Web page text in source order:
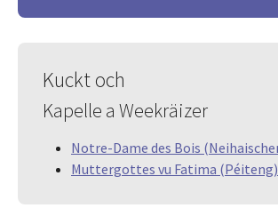
Kuckt och
Kapelle a Weekräizer
Notre-Dame des Bois
Muttergottes vu Fatima (Péiteng)